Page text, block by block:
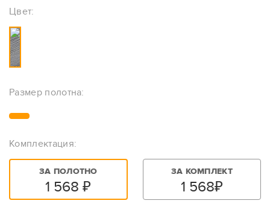
Цвет:
Размер полотна:
Комплектация:
ЗА ПОЛОТНО
1 568 ₽
ЗА КОМПЛЕКТ
1 568₽